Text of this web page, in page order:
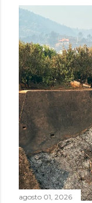
agosto 01, 2026